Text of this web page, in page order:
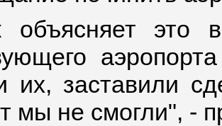
объясняет это
их, заставили
мы не смогли", -